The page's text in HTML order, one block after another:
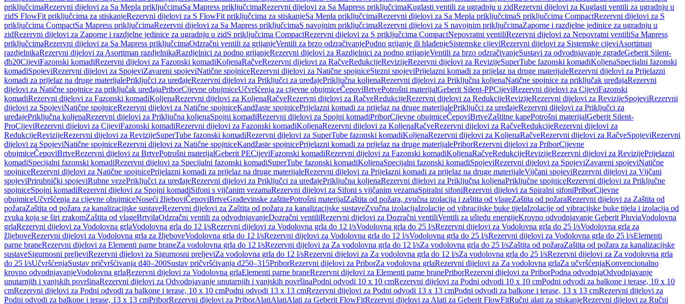
priključcimaRezervni dijelovi za Sa Mepla priključcimaSa Mapress priključcimaRezervni dijelovi za Sa Mapress priključcimaKuglasti ventili za ugradnju u zidRezervni dijelovi za Kuglasti ventili za ugradnju u
zidS FlowFit priključcima za stiskanjeRezervni dijelovi za S FlowFit priključcima za stiskanjeSa Mepla priključcimaRezervni dijelovi za Sa Mepla priključcimaS priključcima CompactRezervni dijelovi za S
priključcima CompactSa Mapress priključcimaRezervni dijelovi za Sa Mapress priključcimaS navojnim priključcimaRezervni dijelovi za S navojnim priključcimaZaporne i razdjelne jedinice za ugradnju u
zidRezervni dijelovi za Zaporne i razdjelne jedinice za ugradnju u zidS priključcima CompactRezervni dijelovi za S priključcima CompactNepovratni ventiliRezervni dijelovi za Nepovratni ventiliSa Mapress
priključcimaRezervni dijelovi za Sa Mapress priključcimaOdzračni ventili za grijanjeVentili za brzo odzračivanjePodno grijanje ili hlađenjeSistemske cijeviRezervni dijelovi za Sistemske cijeviAsortiman
razdjelnikaRezervni dijelovi za Asortiman razdjelnikaRazdjelnici za podno grijanjeRezervni dijelovi za Razdjelnici za podno grijanjeVentili za brzo odzračivanjeSustavi za odvodnjavanje zgradeGeberit Silent-
db20CijeviFazonski komadiRezervni dijelovi za Fazonski komadiKoljenaRačveRezervni dijelovi za RačveRedukcijeRevizijeRezervni dijelovi za RevizijeSuperTube fazonski komadiKoljenaSpecijalni fazonski
komadiSpojeviRezervni dijelovi za SpojeviZavareni spojeviNatične spojniceRezervni dijelovi za Natične spojniceStezni spojeviPrijelazni komadi za prijelaz na druge materijaleRezervni dijelovi za Prijelazni
komadi za prijelaz na druge materijalePriključci za uređajeRezervni dijelovi za Priključci za uređajePriključna koljenaRezervni dijelovi za Priključna koljenaNatične spojnice za priključak uređajaRezervni
dijelovi za Natične spojnice za priključak uređajaPriborCijevne obujmiceUčvršćenja za cijevne obujmiceČepoviBrtvePotrošni materijalGeberit Silent-PPCijeviRezervni dijelovi za CijeviFazonski
komadiRezervni dijelovi za Fazonski komadiKoljenaRezervni dijelovi za KoljenaRačveRezervni dijelovi za RačveRedukcijeRezervni dijelovi za RedukcijeRevizijeRezervni dijelovi za RevizijeSpojeviRezervni
dijelovi za SpojeviNatične spojniceRezervni dijelovi za Natične spojniceKandžaste spojnicePrijelazni komadi za prijelaz na druge materijalePriključci za uređajeRezervni dijelovi za Priključci za
uređajePriključna koljenaRezervni dijelovi za Priključna koljenaSpojni komadiRezervni dijelovi za Spojni komadiPriborCijevne obujmiceČepoviBrtveZaštitne kapePotrošni materijalGeberit Silent-
ProCijeviRezervni dijelovi za CijeviFazonski komadiRezervni dijelovi za Fazonski komadiKoljenaRezervni dijelovi za KoljenaRačveRezervni dijelovi za RačveRedukcijeRezervni dijelovi za
RedukcijeRevizijeRezervni dijelovi za RevizijeSuperTube fazonski komadiRezervni dijelovi za SuperTube fazonski komadiKoljenaRezervni dijelovi za KoljenaRačveRezervni dijelovi za RačveSpojeviRezervni
dijelovi za SpojeviNatične spojniceRezervni dijelovi za Natične spojniceKandžaste spojnicePrijelazni komadi za prijelaz na druge materijalePriborRezervni dijelovi za PriborCijevne
obujmiceČepoviBrtveRezervni dijelovi za BrtvePotrošni materijalGeberit PECijeviFazonski komadiRezervni dijelovi za Fazonski komadiKoljenaRačveRedukcijeRevizijeRezervni dijelovi za RevizijePrijelazni
komadiSpecijalni fazonski komadiRezervni dijelovi za Specijalni fazonski komadiSuperTube fazonski komadiKoljenaSpecijalni fazonski komadiSpojeviRezervni dijelovi za SpojeviZavareni spojeviNatične
spojniceRezervni dijelovi za Natične spojnicePrijelazni komadi za prijelaz na druge materijaleRezervni dijelovi za Prijelazni komadi za prijelaz na druge materijaleVijčani spojeviRezervni dijelovi za Vijčani
spojeviPrirubnički spojeviRubne vezePriključci za uređajeRezervni dijelovi za Priključci za uređajePriključna koljenaRezervni dijelovi za Priključna koljenaPriključne spojniceRezervni dijelovi za Priključne
spojniceSpojni komadiRezervni dijelovi za Spojni komadiSifoni s vijčanim vezamaRezervni dijelovi za Sifoni s vijčanim vezamaSpiralni sifoniRezervni dijelovi za Spiralni sifoniPriborCijevne
obujmiceUčvršćenja za cijevne obujmiceNoseći žljeboviČepoviBrtveGrađevinske zaštitePotrošni materijalZaštita od požara, zvučna izolacija i zaštita od vlageZaštita od požaraRezervni dijelovi za Zaštita od
požaraZaštita od požara za kanalizacijske sustaveRezervni dijelovi za Zaštita od požara za kanalizacijske sustaveZvučna izolacijaIzolacije od vibracijske buke tijelaIzolacije od vibracijske buke tijela i izolacija od
zvuka koja se širi zrakomZaštita od vlageBrtvilaOdzračni ventili za odvodnjavanjeDozračni ventiliRezervni dijelovi za Dozračni ventiliVentili za uštedu energijeKrovno odvodnjavanje Geberit PluviaVodolovna
grlaRezervni dijelovi za Vodolovna grlaVodolovna grla do 12 l/sRezervni dijelovi za Vodolovna grla do 12 l/sVodolovna grla do 25 l/sRezervni dijelovi za Vodolovna grla do 25 l/sVodolovna grla za
žljeboveRezervni dijelovi za Vodolovna grla za žljeboveVodolovna grla do 12 l/sRezervni dijelovi za Vodolovna grla do 12 l/sVodolovna grla do 25 l/sRezervni dijelovi za Vodolovna grla do 25 l/sElementi
parne braneRezervni dijelovi za Elementi parne braneZa vodolovna grla do 12 l/sRezervni dijelovi za Za vodolovna grla do 12 l/sZa vodolovna grla do 25 l/sZaštita od požaraZaštita od požara za kanalizacijske
sustaveSigurnosni preljeviRezervni dijelovi za Sigurnosni preljeviZa vodolovna grla do 12 l/sRezervni dijelovi za Za vodolovna grla do 12 l/sZa vodolovna grla do 25 l/sRezervni dijelovi za Za vodolovna grla
do 25 l/sUčvršćenjaSustav pričvršćivanja d40–200Sustav pričvršćivanja d250–315PriborRezervni dijelovi za PriborZa vodolovna grlaRezervni dijelovi za Za vodolovna grlaZa učvršćenjaKonvencionalno
krovno odvodnjavanjeVodolovna grlaRezervni dijelovi za Vodolovna grlaElementi parne braneRezervni dijelovi za Elementi parne branePriborRezervni dijelovi za PriborPodna odvodnjaOdvodnjavanje
unutarnjih i vanjskih površinaRezervni dijelovi za Odvodnjavanje unutarnjih i vanjskih površinaPodni odvodi 10 x 10 cmRezervni dijelovi za Podni odvodi 10 x 10 cmPodni odvodi za balkone i terase, 10 x 10
cmRezervni dijelovi za Podni odvodi za balkone i terase, 10 x 10 cmPodni odvodi 13 x 13 cmRezervni dijelovi za Podni odvodi 13 x 13 cmPodni odvodi za balkone i terase, 13 x 13 cmRezervni dijelovi za
Podni odvodi za balkone i terase, 13 x 13 cmPriborRezervni dijelovi za PriborAlatiAlatiAlati za Geberit FlowFitRezervni dijelovi za Alati za Geberit FlowFitRučni alati za stiskanjeRezervni dijelovi za Ručni